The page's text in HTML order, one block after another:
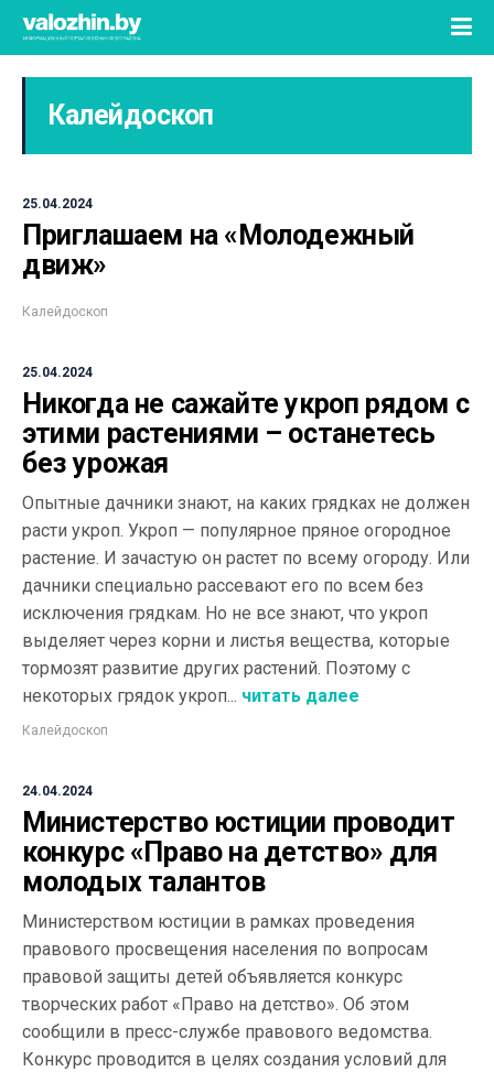
Калейдоскоп
25.04.2024
Приглашаем на «Молодежный
движ»
Калейдоскоп
25.04.2024
Никогда не сажайте укроп рядом с
этими растениями – останетесь
без урожая
Опытные дачники знают, на каких грядках не должен
расти укроп. Укроп — популярное пряное огородное
растение. И зачастую он растет по всему огороду. Или
дачники специально рассевают его по всем без
исключения грядкам. Но не все знают, что укроп
выделяет через корни и листья вещества, которые
тормозят развитие других растений. Поэтому с
некоторых грядок укроп... читать далее
Калейдоскоп
24.04.2024
Министерство юстиции проводит
конкурс «Право на детство» для
молодых талантов
Министерством юстиции в рамках проведения
правового просвещения населения по вопросам
правовой защиты детей объявляется конкурс
творческих работ «Право на детство». Об этом
сообщили в пресс-службе правового ведомства.
Конкурс проводится в целях создания условий для